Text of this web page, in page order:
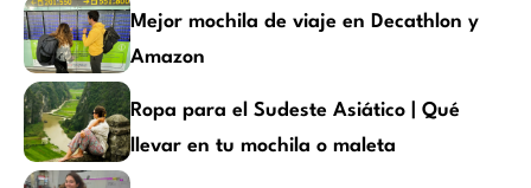
Mejor mochila de viaje en Decathlon y
Amazon
Ropa para el Sudeste Asiático | Qué
llevar en tu mochila o maleta